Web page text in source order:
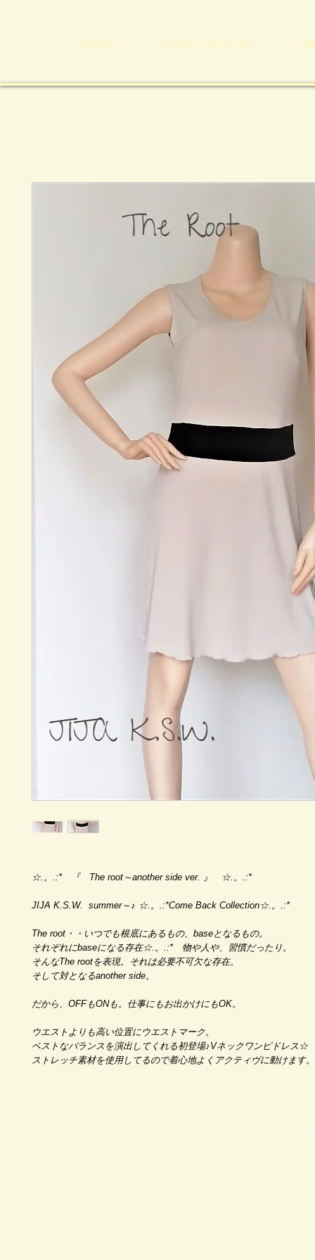
HOME SHOP FOR LADY
☆.。.:* 『 The root～another side ver. 』 ☆.。.:*
JIJA K.S.W. summer～♪ ☆.。.:*Come Back Collection☆.。.:*
The root・・いつでも根底にあるもの、baseとなるもの。
それぞれにbaseになる存在☆.。.:* 物や人や、習慣だったり。
そんなThe rootを表現。それは必要不可欠な存在。
そして対となるanother side。
だから、OFFもONも。仕事にもお出かけにもOK。
ウエストよりも高い位置にウエストマーク。
ベストなバランスを演出してくれる初登場♪Vネックワンピドレス☆
ストレッチ素材を使用してるので着心地よくアクティヴに動けます。